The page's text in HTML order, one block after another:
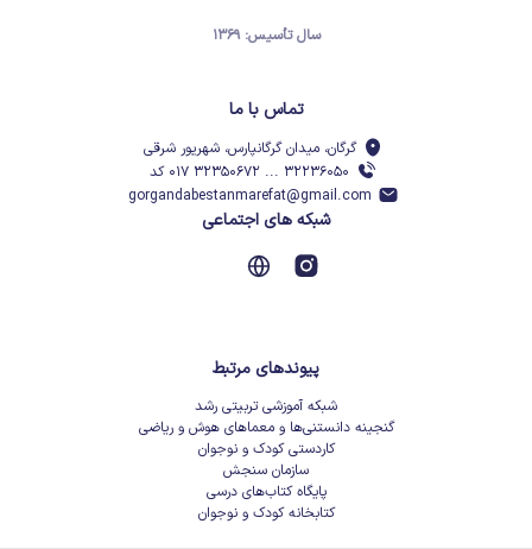
سال تأسیس: ۱۳۶۹
تماس با ما
گرگان، میدان گرگانپارس، شهریور شرقی
۳۲۲۳۶۰۵۰ ... ۳۲۳۵۰۶۷۲ ۰۱۷ کد
gorgandabestanmarefat@gmail.com
شبکه های اجتماعی
پیوندهای مرتبط
شبکه آموزشی تربیتی رشد
گنجینه دانستنی‌ها و معماهای هوش و ریاضی
کاردستی کودک و نوجوان
سازمان سنجش
پایگاه کتاب‌های درسی
کتابخانه کودک و نوجوان